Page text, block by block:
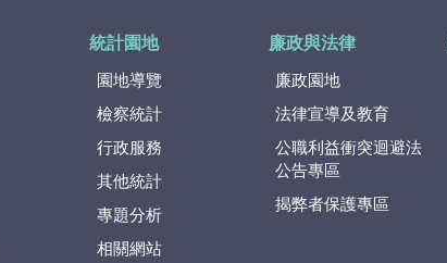
統計園地
園地導覽
檢察統計
行政服務
其他統計
專題分析
相關網站
廉政與法律
廉政園地
法律宣導及教育
公職利益衝突迴避法
公告專區
揭弊者保護專區